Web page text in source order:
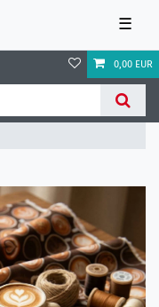
☰
0,00 EUR